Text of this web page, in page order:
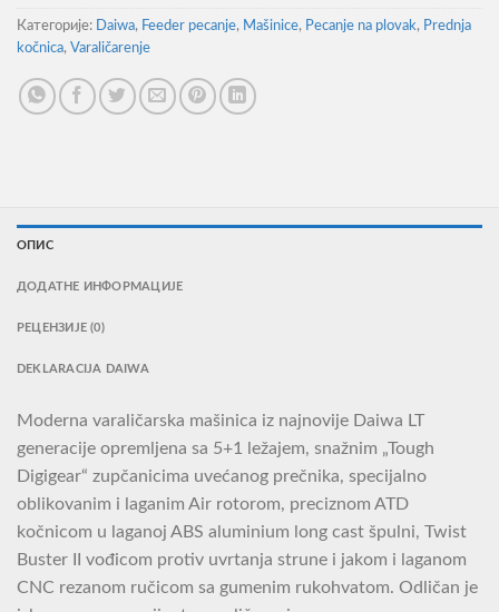
Категорије: Daiwa, Feeder pecanje, Mašinice, Pecanje na plovak, Prednja
kočnica, Varaličarenje
ОПИС
ДОДАТНЕ ИНФОРМАЦИЈЕ
РЕЦЕНЗИЈЕ (0)
DEKLARACIJA DAIWA
Moderna varaličarska mašinica iz najnovije Daiwa LT
generacije opremljena sa 5+1 ležajem, snažnim „Tough
Digigear“ zupčanicima uvećanog prečnika, specijalno
oblikovanim i laganim Air rotorom, preciznom ATD
kočnicom u laganoj ABS aluminium long cast špulni, Twist
Buster II vođicom protiv uvrtanja strune i jakom i laganom
CNC rezanom ručicom sa gumenim rukohvatom. Odličan je